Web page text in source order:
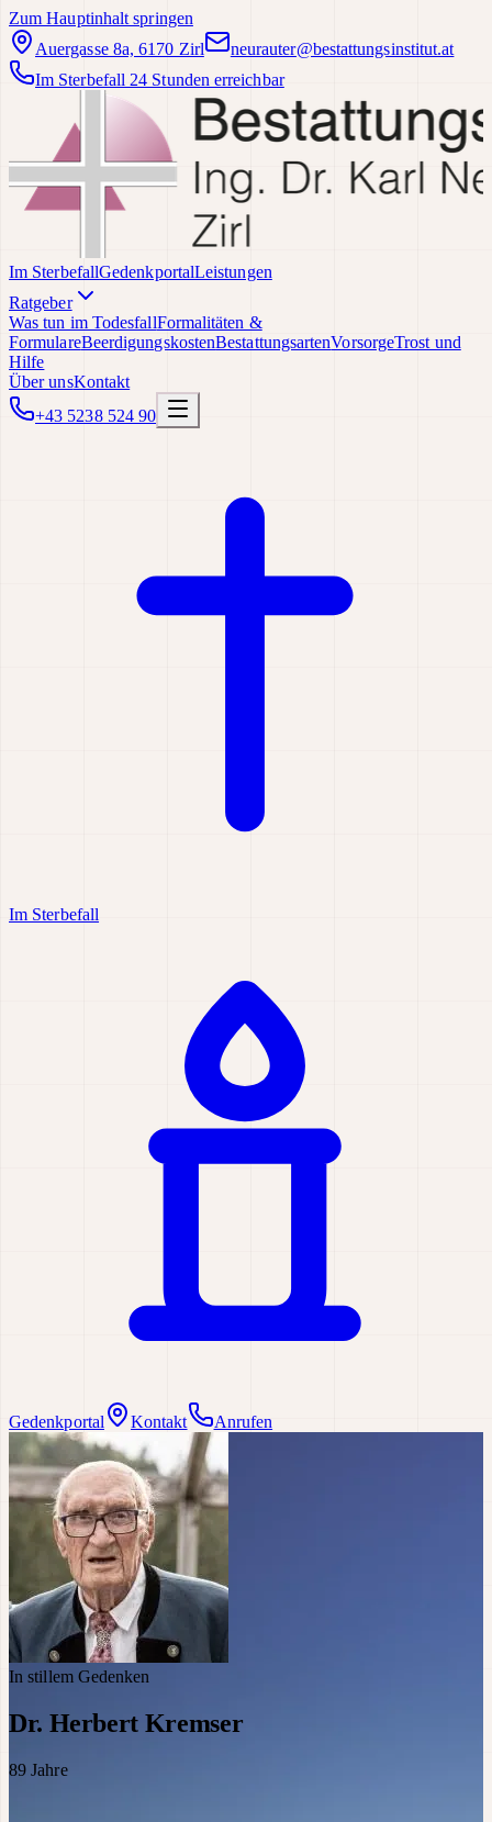
Zum Hauptinhalt springen
Auergasse 8a, 6170 Zirl
neurauter@bestattungsinstitut.at
Im Sterbefall 24 Stunden erreichbar
Im SterbefallGedenkportalLeistungen
Ratgeber
Was tun im TodesfallFormalitäten &
FormulareBeerdigungskostenBestattungsartenVorsorgeTrost und
Hilfe
Über unsKontakt
+43 5238 524 90
Im Sterbefall
Gedenkportal Kontakt Anrufen
In stillem Gedenken
Dr. Herbert Kremser
89 Jahre